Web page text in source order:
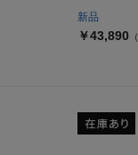
新品
￥43,890